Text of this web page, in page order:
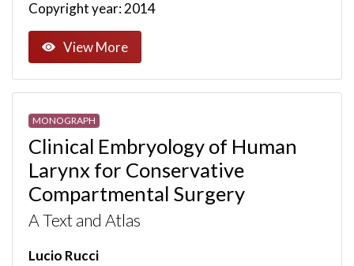
Copyright year: 2014
View More
MONOGRAPH
Clinical Embryology of Human
Larynx for Conservative
Compartmental Surgery
A Text and Atlas
Lucio Rucci